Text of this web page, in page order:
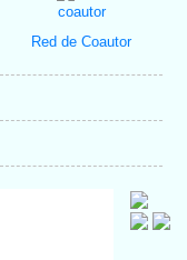
Red de Coautor